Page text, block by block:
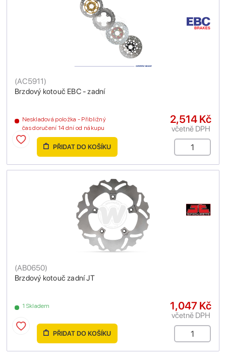
Brzdový kotouč EBC - zadní
(AC5911)
Neskladová položka - Přibližný
čas doručení 14 dní od nákupu
2,514 Kč
včetně DPH
PŘIDAT DO KOŠÍKU
Brzdový kotouč zadní JT
(AB0650)
1 Skladem 1,047 Kč
včetně DPH
PŘIDAT DO KOŠÍKU